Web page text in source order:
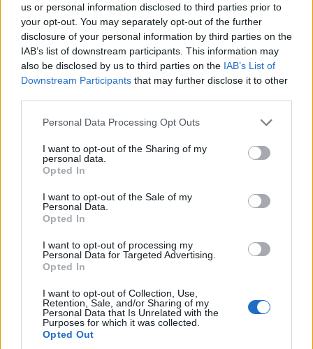
us or personal information disclosed to third parties prior to
your opt-out. You may separately opt-out of the further
disclosure of your personal information by third parties on the
IAB’s list of downstream participants. This information may
also be disclosed by us to third parties on the IAB’s List of
Downstream Participants that may further disclose it to other
Personal Data Processing Opt Outs
I want to opt-out of the Sharing of my
personal data.
Opted In
I want to opt-out of the Sale of my
Personal Data.
Opted In
I want to opt-out of processing my
Personal Data for Targeted Advertising.
Opted In
I want to opt-out of Collection, Use,
Retention, Sale, and/or Sharing of my
Personal Data that Is Unrelated with the
Purposes for which it was collected.
Opted Out